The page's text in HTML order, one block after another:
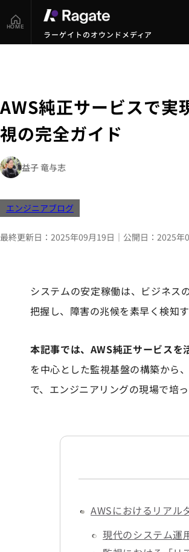
HOME
ラーゲイトのオウンドメディア
AWS純正サービスで
視の完全ガイド
益子 竜与志
エンジニアブログ
最終更新日： 2025年09月19日 ｜ 公開日： 2025年
システムの安定稼働は、ビジネス
把握し、障害の兆候を素早く検知
本記事では、AWS純正サービスを
を中心とした監視基盤の構築から
で、エンジニアリングの現場で培
AWSにおけるリアル
現代のシステム運